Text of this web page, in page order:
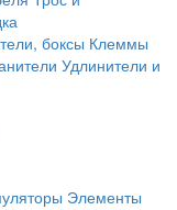
боксы Клеммы
Удлинители и
Элементы